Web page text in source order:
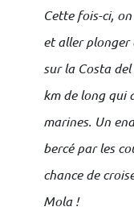
Cette fois-ci,
et aller plonger
sur la Costa
km de long qui
marines. Un
bercé par les
chance de
Mola !